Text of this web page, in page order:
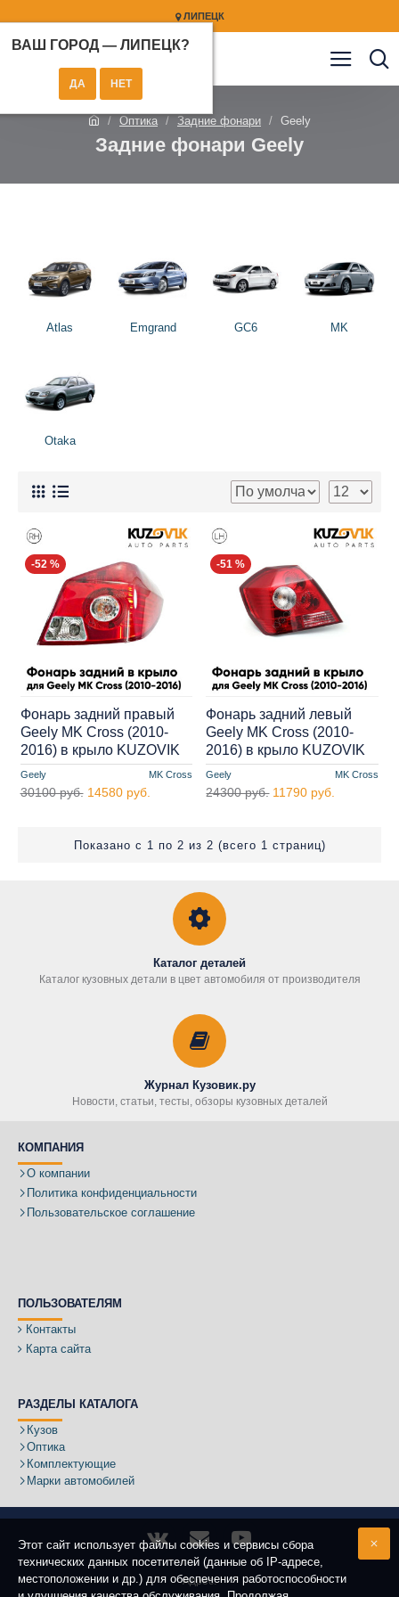
ЛИПЕЦК
ВАШ ГОРОД — ЛИПЕЦК?
Оптика Задние фонари Geely
Задние фонари Geely
Atlas Emgrand GC6 MK
Otaka
-52 %
Geely MK Cross
Фонарь задний правый
Geely MK Cross (2010-
2016) в крыло KUZOVIK
30100 руб. 14580 руб.
-51 %
Geely MK Cross
Фонарь задний левый
Geely MK Cross (2010-
2016) в крыло KUZOVIK
24300 руб. 11790 руб.
Показано с 1 по 2 из 2 (всего 1 страниц)
Каталог деталей
Каталог кузовных детали в цвет автомобиля от производителя
Журнал Кузовик.ру
Новости, статьи, тесты, обзоры кузовных деталей
КОМПАНИЯ
О компании
Политика конфиденциальности
Пользовательское соглашение
ПОЛЬЗОВАТЕЛЯМ
Контакты
Карта сайта
РАЗДЕЛЫ КАТАЛОГА
Кузов
Оптика
Комплектующие
Марки автомобилей
Адрес:
Этот сайт использует файлы cookies и сервисы сбора
технических данных посетителей (данные об IP-адресе,
местоположении и др.) для обеспечения работоспособности